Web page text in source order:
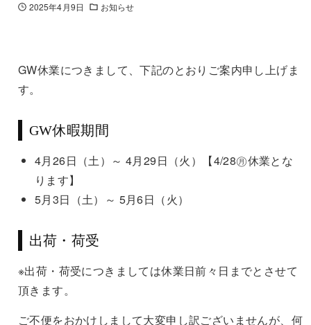
2025年4月9日 お知らせ
GW休業につきまして、下記のとおりご案内申し上げま
す。
GW休暇期間
4月26日（土）～ 4月29日（火）【4/28㊊休業とな
ります】
5月3日（土）～ 5月6日（火）
出荷・荷受
※出荷・荷受につきましては休業日前々日までとさせて
頂きます。
ご不便をおかけしまして大変申し訳ございませんが、何